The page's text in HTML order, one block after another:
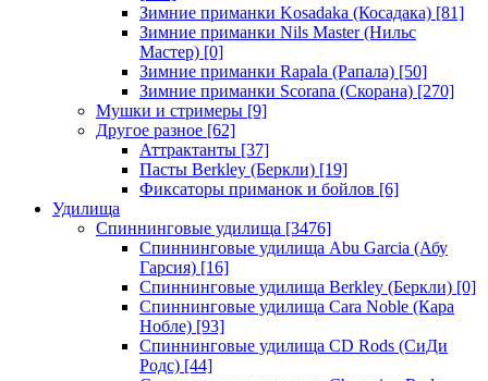
Зимние приманки Kosadaka (Косадака) [81]
Зимние приманки Nils Master (Нильс
Мастер) [0]
Зимние приманки Rapala (Рапала) [50]
Зимние приманки Scorana (Скорана) [270]
Мушки и стримеры [9]
Другое разное [62]
Аттрактанты [37]
Пасты Berkley (Беркли) [19]
Фиксаторы приманок и бойлов [6]
Удилища
Спиннинговые удилища [3476]
Спиннинговые удилища Abu Garcia (Абу
Гарсия) [16]
Спиннинговые удилища Berkley (Беркли) [0]
Спиннинговые удилища Cara Noble (Кара
Нобле) [93]
Спиннинговые удилища CD Rods (СиДи
Родс) [44]